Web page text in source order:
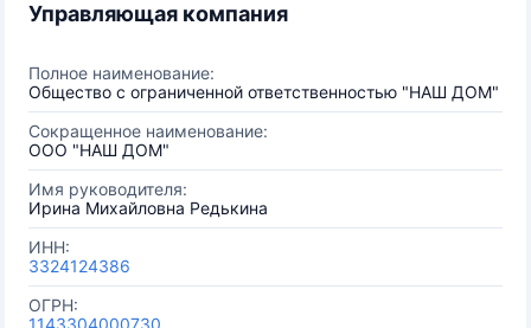
Управляющая компания
Полное наименование:
Общество с ограниченной ответственностью "НАШ ДОМ"
Сокращенное наименование:
ООО "НАШ ДОМ"
Имя руководителя:
Ирина Михайловна Редькина
ИНН:
3324124386
ОГРН:
1143304000730